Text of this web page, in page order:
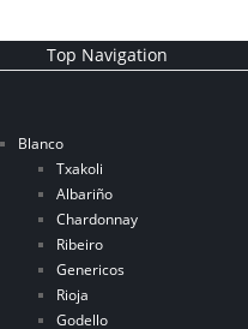
Top Navigation
Blanco
Txakoli
Albariño
Chardonnay
Ribeiro
Genericos
Rioja
Godello